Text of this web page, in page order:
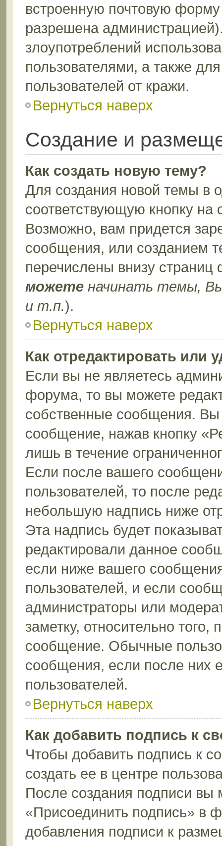
встроенную почтовую
разрешена
злоупотреблений
пользователями, а также
пользователей от кражи.
Вернуться наверх
Создание и
Как создать новую тему?
Для создания новой темы в
соответствующую кнопку
Возможно, вам придется
сообщения, или созданием
перечислены внизу
можетеначинать темы,
и т.п.).
Вернуться наверх
Как отредактировать или
Если вы не являетесь
форума, то вы можете
собственные сообщения. Вы
сообщение, нажав кнопку
лишь в течение
Если после вашего
пользователей, то после
небольшую надпись ниже
Эта надпись будет
редактировали данное
если ниже вашего
пользователей, и если
администраторы или
заметку, относительно
сообщение. Обычные
сообщения, если после них
пользователей.
Вернуться наверх
Как добавить подпись к
Чтобы добавить подпись к
создать ее в центре
После создания подписи вы
«Присоединить подпись» в
добавления подписи к